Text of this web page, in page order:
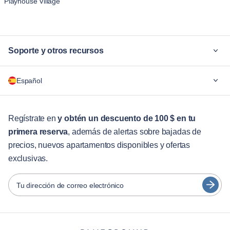
Soporte y otros recursos
Para las empresas
Servicios para huéspedes
Guías de ciudades
Socios
Operadores de alquiler amueblado
Propietarios
Socios de franquicia
Español
English
Português
Español
Français
Türkçe
Regístrate eny obtén un descuento de 100 $ en tu
primera reserva, además de alertas sobre bajadas de
precios, nuevos apartamentos disponibles y ofertas
exclusivas.
Tu dirección de correo electrónico